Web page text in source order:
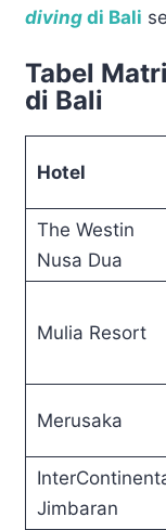
diving di Bali
Tabel
di Bali
Hotel
The Westin
Nusa Dua
Mulia Resort
Merusaka
Jimbaran